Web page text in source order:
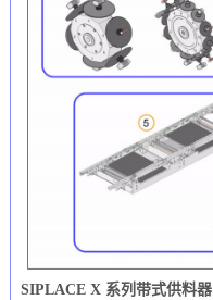
SIPLACE X 系列带式供料器